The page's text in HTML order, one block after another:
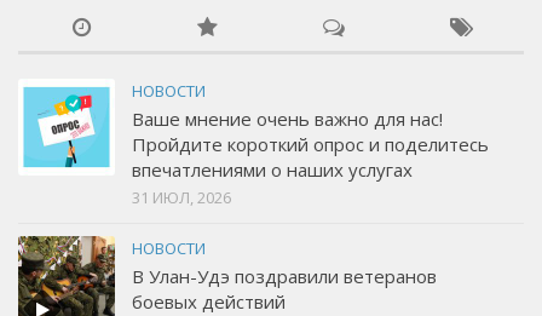
НОВОСТИ
Ваше мнение очень важно для нас!
Пройдите короткий опрос и поделитесь
впечатлениями о наших услугах
31 ИЮЛ, 2026
НОВОСТИ
В Улан-Удэ поздравили ветеранов
боевых действий